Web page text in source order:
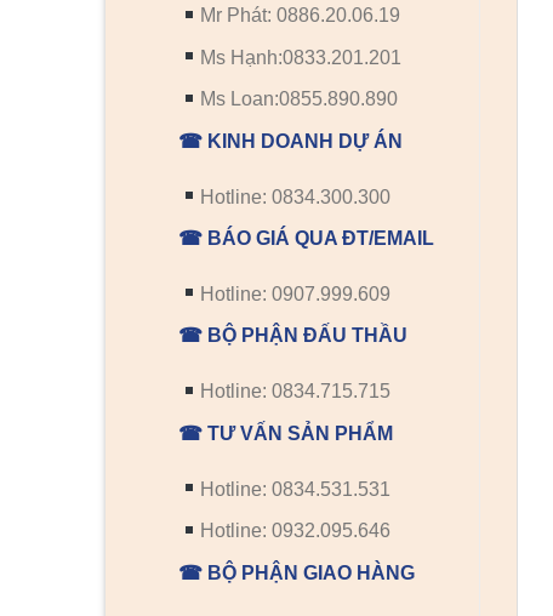
Mr Phát: 0886.20.06.19
Ms Hạnh:0833.201.201
Ms Loan:0855.890.890
☎ KINH DOANH DỰ ÁN
Hotline: 0834.300.300
☎ BÁO GIÁ QUA ĐT/EMAIL
Hotline: 0907.999.609
☎ BỘ PHẬN ĐẤU THẦU
Hotline: 0834.715.715
☎ TƯ VẤN SẢN PHẨM
Hotline: 0834.531.531
Hotline: 0932.095.646
☎ BỘ PHẬN GIAO HÀNG